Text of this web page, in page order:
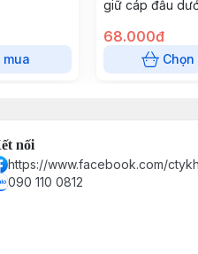
mua
giữ cáp đầu
68.000đ
Chọn
nối
https://www.facebook.com/
090 110 0812